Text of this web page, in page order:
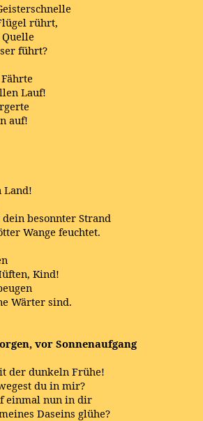
rührt,
führt?
Lauf!
auf!
Land!
besonnter Strand
Wange feuchtet.
Kind!
Wärter sind.
vor Sonnenaufgang
der dunkeln Frühe!
du in mir?
einmal nun in dir
Daseins glühe?